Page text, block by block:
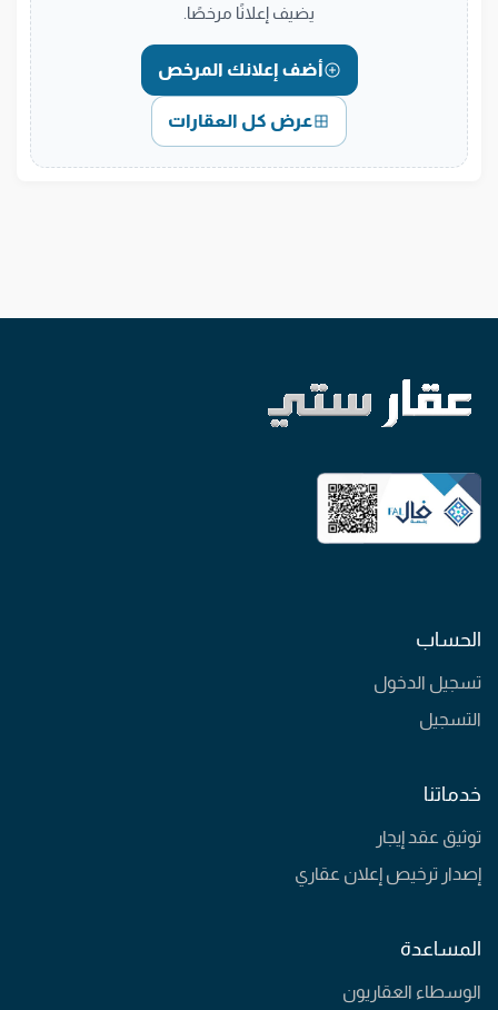
يضيف إعلانًا مرخصًا.
أضف إعلانك المرخص
عرض كل العقارات
الحساب
تسجيل الدخول
التسجيل
خدماتنا
توثيق عقد إيجار
إصدار ترخيص إعلان عقاري
المساعدة
الوسطاء العقاريون